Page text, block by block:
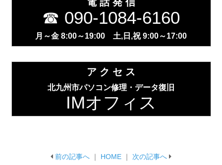
☎ 090-1084-6160
月～金 8:00～19:00 土,日,祝 9:00～17:00
ア ク セ ス
北九州市パソコン修理・データ復旧
IMオフィス
前の記事へ ｜ HOME ｜ 次の記事へ